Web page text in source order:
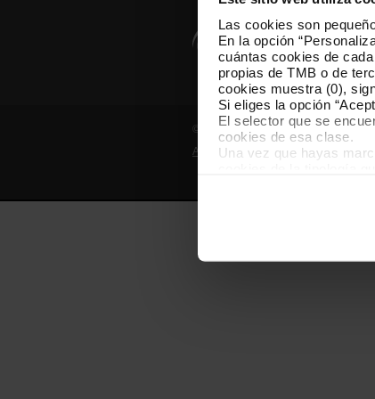
Las cookies son
En la opción
cuántas cookies de
propias de TMB o de
cookies muestra (0),
Si eliges la opción
El selector que se
cookies de esa clase.
Una vez que hayas
personalización,
Las cookies necesarias
“Gestor de cookies”,
© Grupo TMB - Todos los derechos
Aviso legal
Política de privacidad